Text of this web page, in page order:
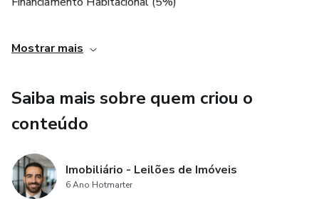
Desmaterialização (e-notariado)
Regularização 100% Digital
Material Extra:
Mostrar mais
Saiba mais sobre quem criou o
conteúdo
Imobiliário - Leilões de Imóveis
6 Ano Hotmarter